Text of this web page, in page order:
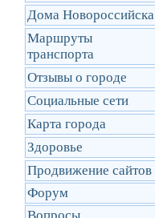
Дома Новороссийска
Маршруты
транcпорта
Отзывы о городе
Социальные сети
Карта города
Здоровье
Продвижение сайтов
Форум